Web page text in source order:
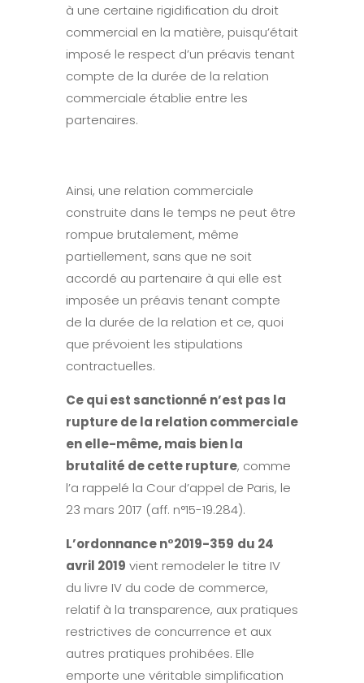
à une certaine rigidification du droit
commercial en la matière, puisqu’était
imposé le respect d’un préavis tenant
compte de la durée de la relation
commerciale établie entre les
partenaires.
Ainsi, une relation commerciale
construite dans le temps ne peut être
rompue brutalement, même
partiellement, sans que ne soit
accordé au partenaire à qui elle est
imposée un préavis tenant compte
de la durée de la relation et ce, quoi
que prévoient les stipulations
contractuelles.
Ce qui est sanctionné n’est pas la
rupture de la relation commerciale
en elle-même, mais bien la
brutalité de cette rupture, comme
l’a rappelé la Cour d’appel de Paris, le
23 mars 2017 (aff. n°15-19.284).
L’ordonnance n°2019-359 du 24
avril 2019 vient remodeler le titre IV
du livre IV du code de commerce,
relatif à la transparence, aux pratiques
restrictives de concurrence et aux
autres pratiques prohibées. Elle
emporte une véritable simplification